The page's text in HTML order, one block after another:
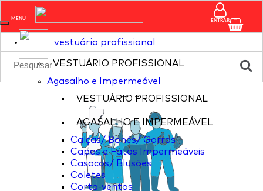
pagina nao existente
MENU
vestuário profissional
VESTUÁRIO PROFISSIONAL
Agasalho e Impermeável
VESTUÁRIO PROFISSIONAL
AGASALHO E IMPERMEÁVEL
Calças/ Bonés/ Gorros
Capas e Fatos Impermeáveis
Casacos/ Blusões
Coletes
Corta-ventos
ENTRAR
... ...